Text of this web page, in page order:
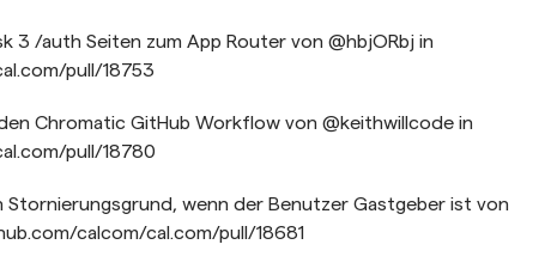
/auth Seiten zum App Router von @hbjORbj in
pull/18753
Chromatic GitHub Workflow von @keithwillcode in
pull/18780
wenn der Benutzer Gastgeber ist von
calcom/cal.com/pull/18681